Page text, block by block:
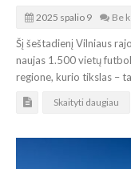
2025 spalio 9 Be
Šį šeštadienį Vilniaus
naujas 1.500 vietų
regione, kurio tikslas –
Skaityti daugiau